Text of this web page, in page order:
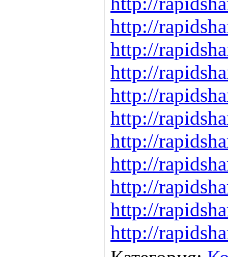
http://
http://
http://
http://
http://
http://
http://
http://
http://
http://